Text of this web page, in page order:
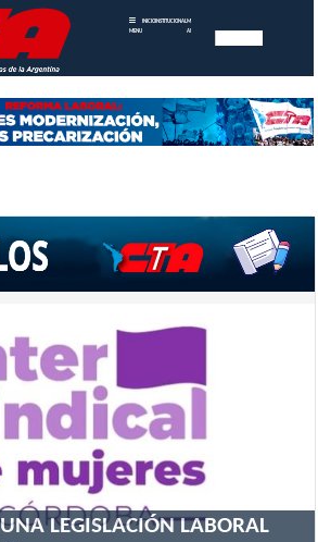
MENU
INICIOINSTITUCIONAL MEMORIAS
ANUALES
LEGISLACIÓN LABORAL